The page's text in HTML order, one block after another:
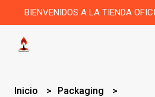
BIENVENIDOS A LA TIENDA
Inicio
Packaging